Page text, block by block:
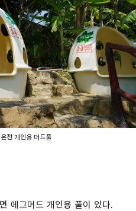
천 개인용 머드풀
에그머드 개인용 풀이 있다.